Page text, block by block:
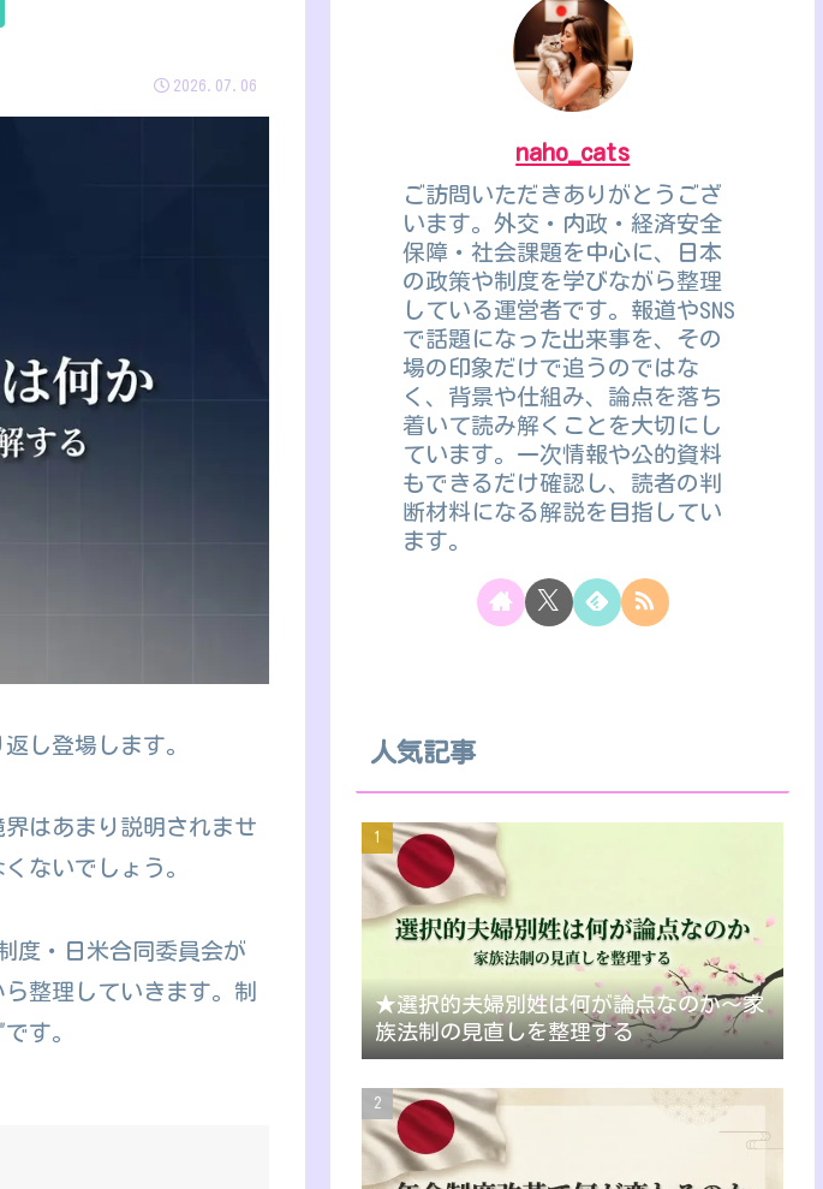
2026.07.06
し登場します。
はあまり説明されませ
ないでしょう。
度・日米合同委員会が
整理していきます。制
す。
naho_cats
ご訪問いただきありがとうござ
います。外交・内政・経済安全
保障・社会課題を中心に、日本
の政策や制度を学びながら整理
している運営者です。報道やSNS
で話題になった出来事を、その
場の印象だけで追うのではな
く、背景や仕組み、論点を落ち
着いて読み解くことを大切にし
ています。一次情報や公的資料
もできるだけ確認し、読者の判
断材料になる解説を目指してい
ます。
人気記事
★選択的夫婦別姓は何が論点なのか～家
族法制の見直しを整理する